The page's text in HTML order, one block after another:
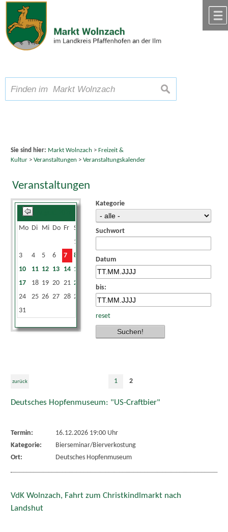
Zum Inhalt,zur Navigation
Schriftgröße A A A suchen
Sie sind hier: Markt Wolnzach > Freizeit &
Kultur> Veranstaltungen > Veranstaltungskalender
Veranstaltungen
Mo Di Mi Do Fr Sa
1
3
4 5 6 7 8
10
11 12 13 14 15
17
18 19 20 21 22
24
25 26 27 28 29
31
Kategorie
Suchwort
Datum
bis:
reset
zurück 1 2
Deutsches Hopfenmuseum: "US-Craftbier"
Termin:
16.12.2026 19:00 Uhr
Kategorie:
Bierseminar/Bierverkostung
Ort:
Deutsches Hopfenmuseum
VdK Wolnzach, Fahrt zum Christkindlmarkt nach
Landshut